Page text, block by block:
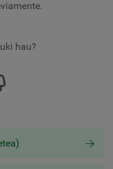
hau?